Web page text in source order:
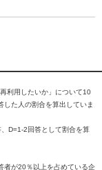
利用したいか」について10
た人の割合を算出していま
D=1-2回答として割合を算
者が20％以上を占めている企